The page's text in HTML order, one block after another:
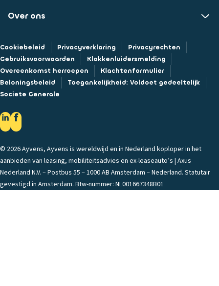
Over ons
Cookiebeleid Privacyverklaring
Privacyrechten
Gebruiksvoorwaarden
Klokkenluidersmelding
Overeenkomst herroepen
Klachtenformulier
Beloningsbeleid
Toegankelijkheid: Voldoet gedeeltelijk
Societe Generale
© 2026 Ayvens, Ayvens is wereldwijd en in Nederland koploper in het
aanbieden van leasing, mobiliteitsadvies en ex-leaseauto’s | Axus
Nederland N.V. – Postbus 55 – 1000 AB Amsterdam – Nederland. Statutair
gevestigd in Amsterdam. Btw-nummer: NL001667348B01